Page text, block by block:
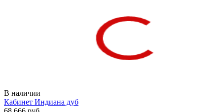
В наличии
Кабинет Индиана дуб